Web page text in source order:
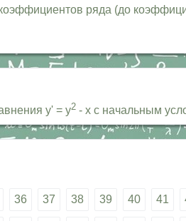
ряда (до
y' = y2 - x с начальным
36 37 38 39 40 41